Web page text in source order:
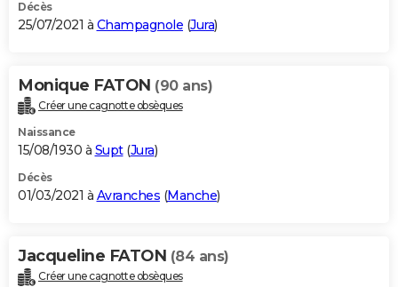
Décès
25/07/2021 à Champagnole (Jura)
Monique FATON (90 ans)
Créer une cagnotte obsèques
Naissance
15/08/1930 à Supt(Jura)
Décès
01/03/2021 à Avranches (Manche)
Jacqueline FATON (84 ans)
Créer une cagnotte obsèques